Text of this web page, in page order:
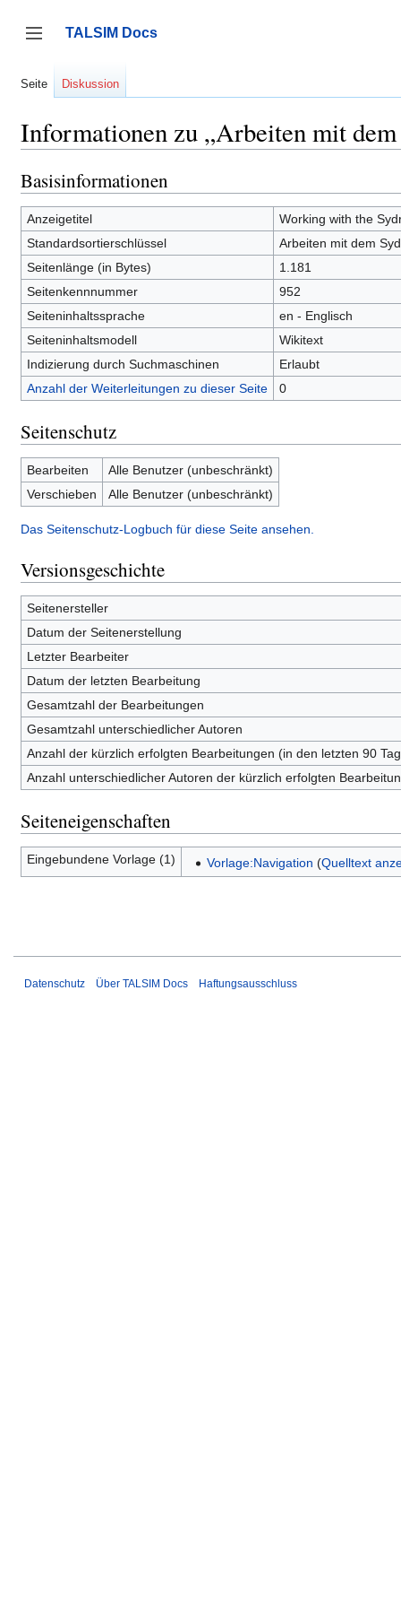
springen
Seitenleiste umschalten
TALSIM Docs
Seite Diskussion
Informationen zu „Arbeiten mit
Basisinformationen
Anzeigetitel
Working with the
Standardsortierschlüssel
Arbeiten mit dem
Seitenlänge (in Bytes)
1.181
Seitenkennnummer
952
Seiteninhaltssprache
en - Englisch
Seiteninhaltsmodell
Wikitext
Indizierung durch Suchmaschinen
Erlaubt
Anzahl der Weiterleitungen zu dieser Seite
0
Seitenschutz
Bearbeiten
Alle Benutzer (unbeschränkt)
Verschieben
Alle Benutzer (unbeschränkt)
Das Seitenschutz-Logbuch für diese Seite ansehen.
Versionsgeschichte
Seitenersteller
Datum der Seitenerstellung
Letzter Bearbeiter
Datum der letzten Bearbeitung
Gesamtzahl der Bearbeitungen
Gesamtzahl unterschiedlicher Autoren
Anzahl der kürzlich erfolgten Bearbeitungen (in den letzten 90
Anzahl unterschiedlicher Autoren der kürzlich erfolgten
Seiteneigenschaften
Eingebundene Vorlage (1) Vorlage:Navigation (Quelltext
Datenschutz Über TALSIM Docs Haftungsausschluss